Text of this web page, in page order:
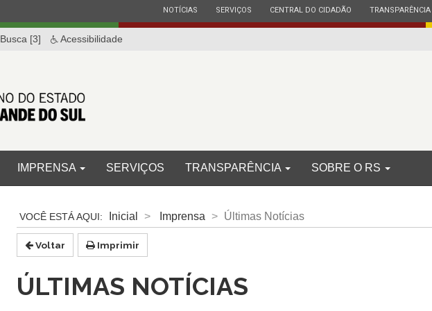
ESTADO
NOTÍCIAS ESTADO
SERVIÇOS ESTADO
CENTRAL DO CIDADÃO ESTADO
TRANSPARÊNCIA
Busca [3] Acessibilidade
IMPRENSA SERVIÇOS TRANSPARÊNCIA SOBRE O RS
Inicial Imprensa Últimas Notícias
Voltar Imprimir
ÚLTIMAS NOTÍCIAS